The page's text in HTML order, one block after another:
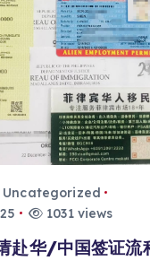
Uncategorized
1031 views
赴华/中国签证流